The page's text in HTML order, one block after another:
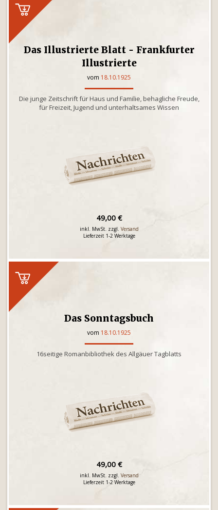
Das Illustrierte Blatt - Frankfurter
Illustrierte
vom 18.10.1925
Die junge Zeitschrift für Haus und Familie, behagliche Freude,
für Freizeit, Jugend und unterhaltsames Wissen
49,00 €
inkl. MwSt. zzgl. Versand
Lieferzeit 1-2 Werktage
Das Sonntagsbuch
vom 18.10.1925
16seitige Romanbibliothek des Allgäuer Tagblatts
49,00 €
inkl. MwSt. zzgl. Versand
Lieferzeit 1-2 Werktage